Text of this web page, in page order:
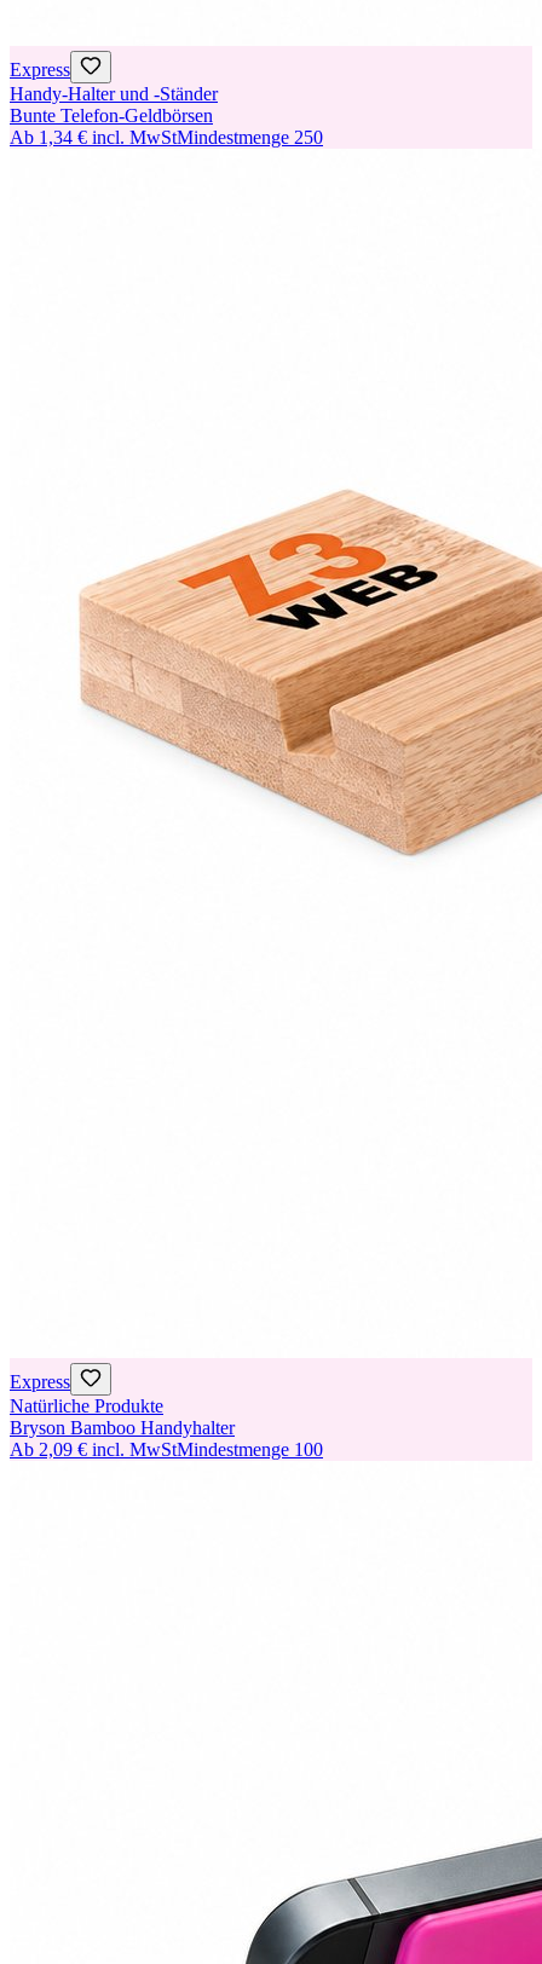
Express
Handy-Halter und -Ständer
Bunte Telefon-Geldbörsen
Ab 1,34 € incl. MwStMindestmenge 250
Express
Natürliche Produkte
Bryson Bamboo Handyhalter
Ab 2,09 € incl. MwStMindestmenge 100